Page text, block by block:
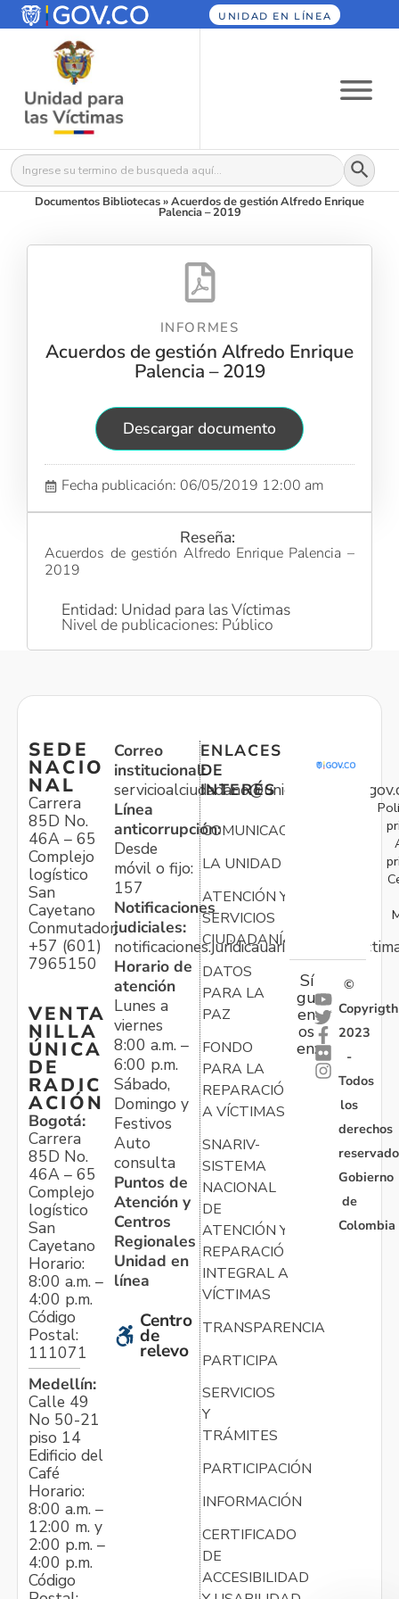
UNIDAD EN LÍNEA
Buscar: Botón
Documentos Bibliotecas»Acuerdos de gestión Alfredo Enrique
Palencia – 2019
INFORMES
Acuerdos de gestión Alfredo Enrique
Palencia – 2019
Descargar documento
Fecha publicación: 06/05/2019 12:00 am
Reseña:
Acuerdos de gestión Alfredo Enrique Palencia –
2019
Entidad: Unidad para las Víctimas
Nivel de publicaciones: Público
SEDE
NACIO
NAL
Carrera
85D No.
46A – 65
Complejo
logístico
San
Cayetano
Conmutador:
+57 (601)
7965150
VENTA
NILLA
ÚNICA
DE
RADIC
ACIÓN
Bogotá:
Carrera
85D No.
46A – 65
Complejo
logístico
San
Cayetano
Horario:
8:00 a.m. –
4:00 p.m.
Código
Postal:
111071
Medellín:
Calle 49
No 50-21
piso 14
Edificio del
Café
Horario:
8:00 a.m. –
12:00 m. y
2:00 p.m. –
4:00 p.m.
Código
Correo
institucional:
Línea
anticorrupción:
Desde
móvil o fijo:
157
Notificaciones
judiciales:
Horario de
atención
Lunes a
viernes
8:00 a.m. –
6:00 p.m.
Sábado,
Domingo y
Festivos
Auto
consulta
Puntos de
Atención y
Centros
Regionales
Unidad en
línea
Centro
de
relevo
ENLACES
DE
INTERÉS
COMUNICACIONES
LA UNIDAD
ATENCIÓN Y
SERVICIOS
CIUDADANÍA
DATOS
PARA LA
PAZ
FONDO
PARA LA
REPARACIÓN
A VÍCTIMAS
SNARIV-
SISTEMA
NACIONAL
DE
ATENCIÓN Y
REPARACIÓN
INTEGRAL A
VÍCTIMAS
TRANSPARENCIA
PARTICIPA
SERVICIOS
Y
TRÁMITES
PARTICIPACIÓN
INFORMACIÓN
CERTIFICADO
DE
ACCESIBILIDAD
Sí
gu
en
os
en:
©
Copyrigth
2023
-
Todos
los
derechos
Gobierno
de
Colombia